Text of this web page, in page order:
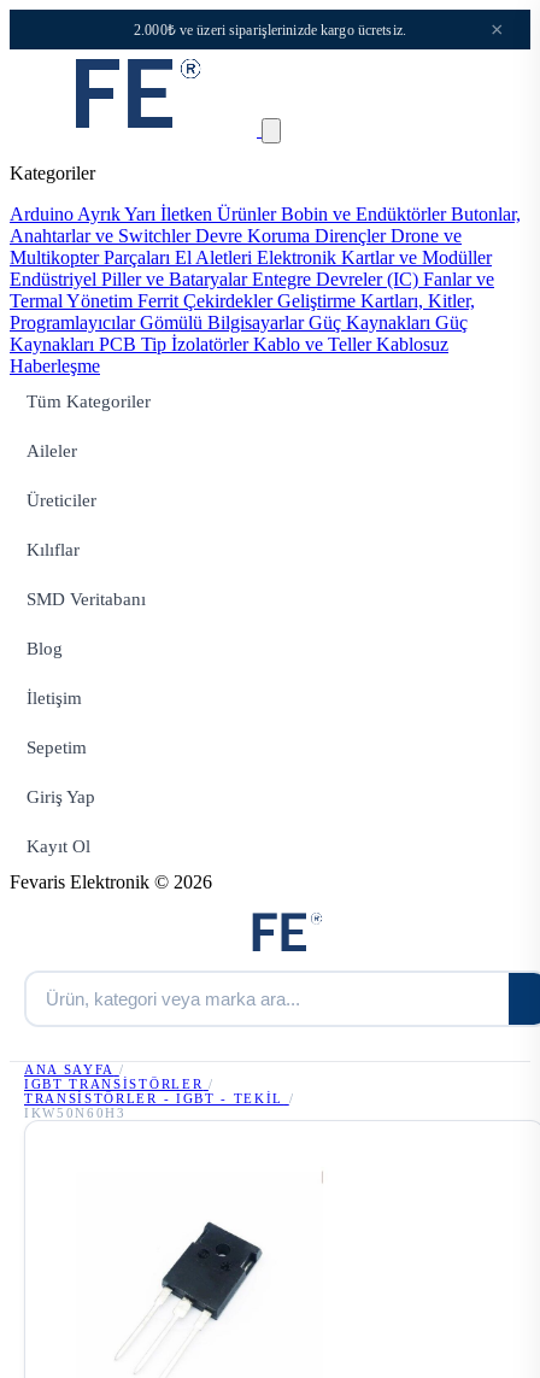
2.000₺ ve üzeri siparişlerinizde kargo ücretsiz. ×
Kategoriler
Arduino Ayrık Yarı İletken ÜrünlerBobin ve EndüktörlerButonlar,
Anahtarlar ve SwitchlerDevre Koruma DirençlerDrone ve
Multikopter Parçaları El Aletleri Elektronik Kartlar ve Modüller
Endüstriyel Piller ve BataryalarEntegre Devreler (IC) Fanlar ve
Termal Yönetim Ferrit ÇekirdeklerGeliştirme Kartları, Kitler,
ProgramlayıcılarGömülü BilgisayarlarGüç Kaynakları Güç
Kaynakları PCB Tip İzolatörlerKablo ve TellerKablosuz
Haberleşme
Tüm Kategoriler
Aileler
Üreticiler
Kılıflar
SMD Veritabanı
Blog
İletişim
Sepetim
Giriş Yap
Kayıt Ol
Fevaris Elektronik © 2026
ANA SAYFA /
IGBT TRANSISTÖRLER /
TRANSISTÖRLER - IGBT - TEKIL
/
IKW50N60H3